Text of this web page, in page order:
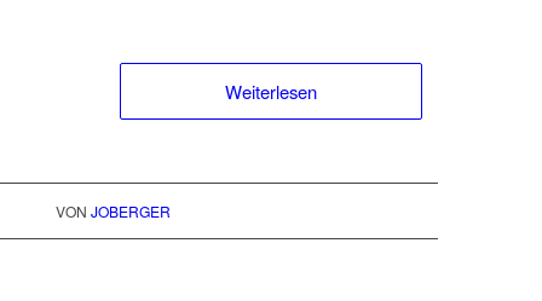
Weiterlesen
VON JOBERGER